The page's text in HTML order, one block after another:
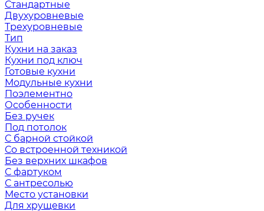
Стандартные
Двухуровневые
Трехуровневые
Тип
Кухни на заказ
Кухни под ключ
Готовые кухни
Модульные кухни
Поэлементно
Особенности
Без ручек
Под потолок
С барной стойкой
Со встроенной техникой
Без верхних шкафов
С фартуком
С антресолью
Место установки
Для хрущевки